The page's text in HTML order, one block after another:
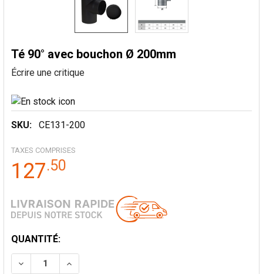
Té 90° avec bouchon Ø 200mm
Écrire une critique
SKU: CE131-200
TAXES COMPRISES
127.50
STOCK
ACTUEL:
QUANTITÉ:
DIMINUER LA QUANTITÉ DE TÉ 90° AVEC BOUCHON Ø
AUGMENTER LA QUANTITÉ DE TÉ 90°